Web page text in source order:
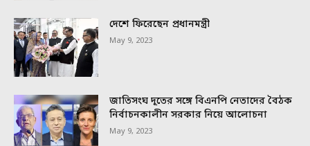
দেশে ফিরেছেন প্রধানমন্ত্রী
May 9, 2023
জাতিসংঘ দূতের সঙ্গে বিএনপি নেতাদের বৈঠক
নির্বাচনকালীন সরকার নিয়ে আলোচনা
May 9, 2023